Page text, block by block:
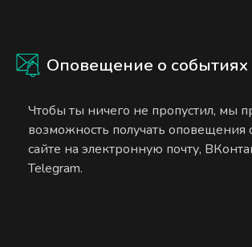
Оповещение о событиях
Чтобы ты ничего не пропустил, мы
возможность получать оповещения
сайте на электронную почту,
Telegram.